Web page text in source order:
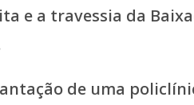
e a travessia da
de uma